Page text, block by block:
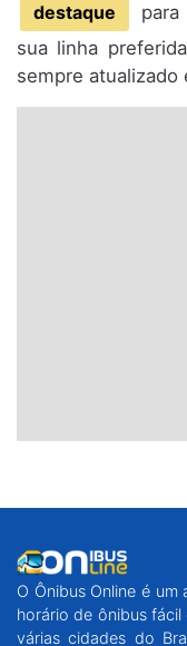
destaque
sua linha
sempre atualizado
O Ônibus Online é
horário de ônibus fácil
várias cidades do